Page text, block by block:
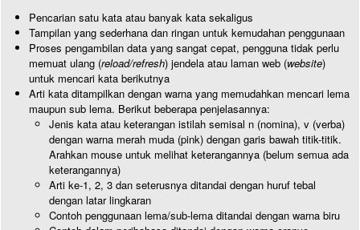
Pencarian satu kata atau banyak kata sekaligus
Tampilan yang sederhana dan ringan untuk kemudahan penggunaan
Proses pengambilan data yang sangat cepat, pengguna tidak perlu
memuat ulang (reload/refresh) jendela atau laman web (website)
untuk mencari kata berikutnya
Arti kata ditampilkan dengan warna yang memudahkan mencari lema
maupun sub lema. Berikut beberapa penjelasannya:
Jenis kata atau keterangan istilah semisal n (nomina), v (verba)
dengan warna merah muda (pink) dengan garis bawah titik-titik.
Arahkan mouse untuk melihat keterangannya (belum semua ada
keterangannya)
Arti ke-1, 2, 3 dan seterusnya ditandai dengan huruf tebal
dengan latar lingkaran
Contoh penggunaan lema/sub-lema ditandai dengan warna biru